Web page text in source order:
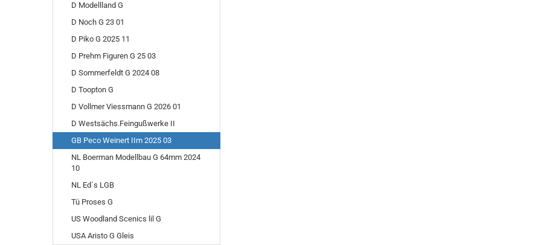
D Modellland G
D Noch G 23 01
D Piko G 2025 11
D Prehm Figuren G 25 03
D Sommerfeldt G 2024 08
D Toopton G
D Vollmer Viessmann G 2026 01
D Westsächs.Feingußwerke II
GB Peco Weinert IIm 2025 03
NL Boerman Modellbau G 64mm 2024
10
NL Ed´s LGB
Tü Proses G
US Woodland Scenics lil G
USA Aristo G Gleis